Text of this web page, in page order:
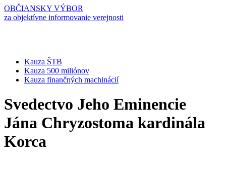
OBČIANSKY VÝBOR
za objektívne informovanie verejnosti
Kauza ŠTB
Kauza 500 miliónov
Kauza finančných machinácií
Svedectvo Jeho Eminencie
Jána Chryzostoma kardinála
Korca